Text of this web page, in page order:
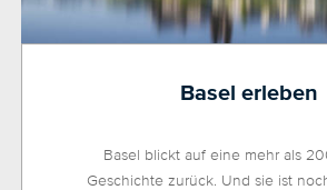
Basel erleben
Basel blickt auf eine mehr als
Geschichte zurück. Und sie ist